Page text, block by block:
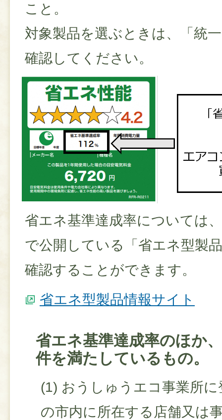
こと。
対象製品を選ぶときは、「統
確認してください。
省エネ基準達成率については
で公開している「省エネ型製
確認することができます。
省エネ型製品情報サイト
省エネ基準達成率のほか
件を満たしているもの。
(1) おうしゅうエコ事業所
の市内に所在する店舗又は